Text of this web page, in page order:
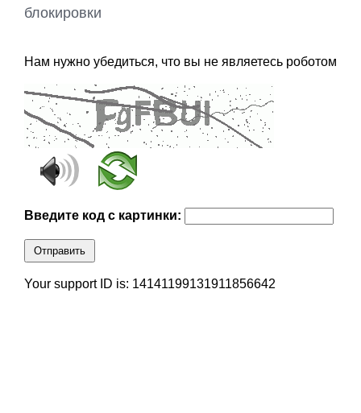
блокировки
Нам нужно убедиться, что вы не являетесь роботом
Введите код с картинки:
Отправить
Your support ID is: 14141199131911856642